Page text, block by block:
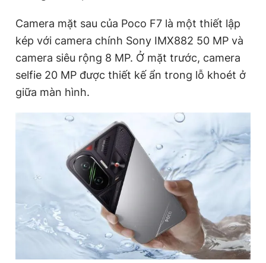
Camera mặt sau của Poco F7 là một thiết lập
kép với camera chính Sony IMX882 50 MP và
camera siêu rộng 8 MP. Ở mặt trước, camera
selfie 20 MP được thiết kế ẩn trong lỗ khoét ở
giữa màn hình.